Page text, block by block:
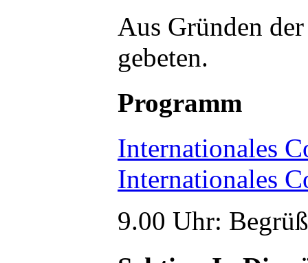
Aus Gründen
gebeten.
Programm
Internationales
Internationales
9.00 Uhr: